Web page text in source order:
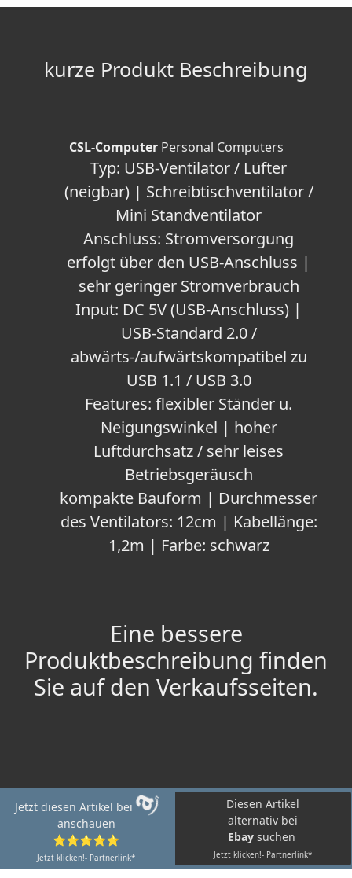
kurze Produkt Beschreibung
CSL-ComputerPersonal Computers
Typ: USB-Ventilator / Lüfter
(neigbar) | Schreibtischventilator /
Mini Standventilator
Anschluss: Stromversorgung
erfolgt über den USB-Anschluss |
sehr geringer Stromverbrauch
Input: DC 5V (USB-Anschluss) |
USB-Standard 2.0 /
abwärts-/aufwärtskompatibel zu
USB 1.1 / USB 3.0
Features: flexibler Ständer u.
Neigungswinkel | hoher
Luftdurchsatz / sehr leises
Betriebsgeräusch
kompakte Bauform | Durchmesser
des Ventilators: 12cm | Kabellänge:
1,2m | Farbe: schwarz
Eine bessere
Produktbeschreibung finden
Sie auf den Verkaufsseiten.
Jetzt diesen Artikel bei
anschauen
⭐⭐⭐⭐⭐
Jetzt klicken!- Partnerlink*
Diesen Artikel
alternativ bei
Ebay suchen
Jetzt klicken!- Partnerlink*